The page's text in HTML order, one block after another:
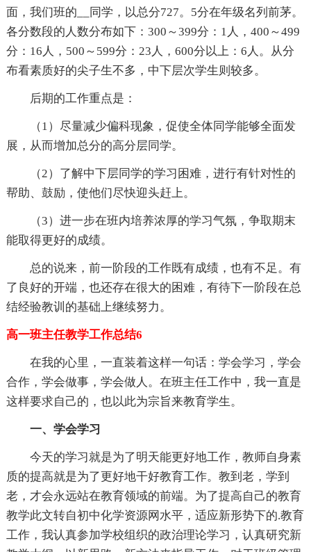
面，我们班的__同学，以总分727。5分在年级名列前茅。
各分数段的人数分布如下：300～399分：1人，400～499
分：16人，500～599分：23人，600分以上：6人。从分
布看素质好的尖子生不多，中下层次学生则较多。
后期的工作重点是：
（1）尽量减少偏科现象，促使全体同学能够全面发
展，从而增加总分的高分层同学。
（2）了解中下层同学的学习困难，进行有针对性的
帮助、鼓励，使他们尽快迎头赶上。
（3）进一步在班内培养浓厚的学习气氛，争取期末
能取得更好的成绩。
总的说来，前一阶段的工作既有成绩，也有不足。有
了良好的开端，也还存在很大的困难，有待下一阶段在总
结经验教训的基础上继续努力。
高一班主任教学工作总结6
在我的心里，一直装着这样一句话：学会学习，学会
合作，学会做事，学会做人。在班主任工作中，我一直是
这样要求自己的，也以此为宗旨来教育学生。
一、学会学习
今天的学习就是为了明天能更好地工作，教师自身素
质的提高就是为了更好地干好教育工作。教到老，学到
老，才会永远站在教育领域的前端。为了提高自己的教育
教学此文转自初中化学资源网水平，适应新形势下的.教育
工作，我认真参加学校组织的政治理论学习，认真研究新